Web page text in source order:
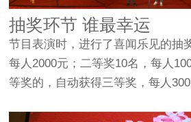
抽奖环节 谁最幸运
节目表演时，进行了喜闻乐见的抽
每人2000元；二等奖10名，每人
等奖的，自动获得三等奖，每人300